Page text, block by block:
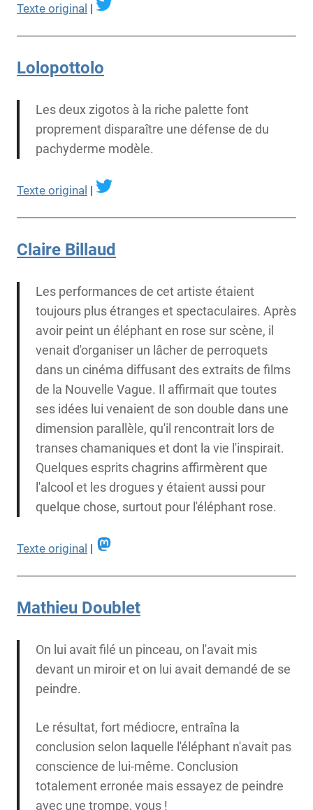
Texte original |
Lolopottolo
Les deux zigotos à la riche palette font
proprement disparaître une défense de du
pachyderme modèle.
Texte original |
Claire Billaud
Les performances de cet artiste étaient
toujours plus étranges et spectaculaires. Après
avoir peint un éléphant en rose sur scène, il
venait d'organiser un lâcher de perroquets
dans un cinéma diffusant des extraits de films
de la Nouvelle Vague. Il affirmait que toutes
ses idées lui venaient de son double dans une
dimension parallèle, qu'il rencontrait lors de
transes chamaniques et dont la vie l'inspirait.
Quelques esprits chagrins affirmèrent que
l'alcool et les drogues y étaient aussi pour
quelque chose, surtout pour l'éléphant rose.
Texte original |
Mathieu Doublet
On lui avait filé un pinceau, on l'avait mis
devant un miroir et on lui avait demandé de se
peindre.
Le résultat, fort médiocre, entraîna la
conclusion selon laquelle l'éléphant n'avait pas
conscience de lui-même. Conclusion
totalement erronée mais essayez de peindre
avec une trompe, vous !